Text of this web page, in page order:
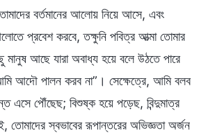
বর্তমানের আলোয় নিয়ে আসে, এবং
প্রবেশ করবে, তক্ষুনি পবিত্র আত্মা তোমার
আছে যারা অবাধ্য হয়ে বলে উঠতে পারে
আদৌ পালন করব না”। সেক্ষেত্রে, আমি বলব
এসে পৌঁছেছ; বিশুষ্ক হয়ে পড়েছ, বিন্দুমাত্র
তোমাদের স্বভাবের রূপান্তরের অভিজ্ঞতা অর্জন